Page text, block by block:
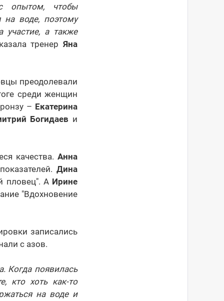
опытом, чтобы
воде, поэтому
а также
тренерЯна
преодолевали
среди женщин
– Екатерина
Богидаев и
качества. Анна
Дина
пловец". А Ирине
"Вдохновение
записались
с азов.
Когда появилась
кто хоть как-то
на воде и